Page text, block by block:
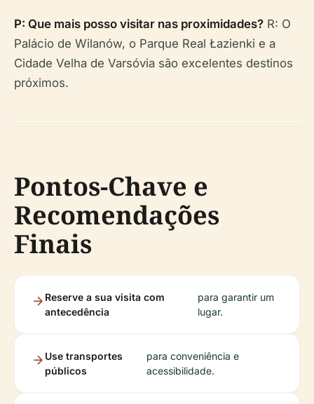
P: Que mais posso visitar nas proximidades? R: O
Palácio de Wilanów, o Parque Real Łazienki e a
Cidade Velha de Varsóvia são excelentes destinos
próximos.
Pontos-Chave e
Recomendações
Finais
Reserve a sua visita com
antecedência
para garantir um
lugar.
Use transportes
públicos
para conveniência e
acessibilidade.